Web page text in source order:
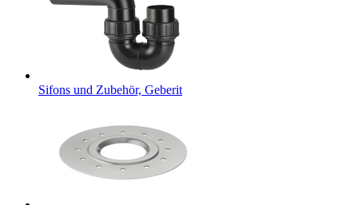
Sifons und Zubehör, Geberit